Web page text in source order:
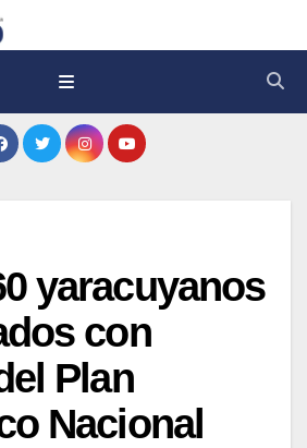
yaracuyanos
con
Plan
Nacional